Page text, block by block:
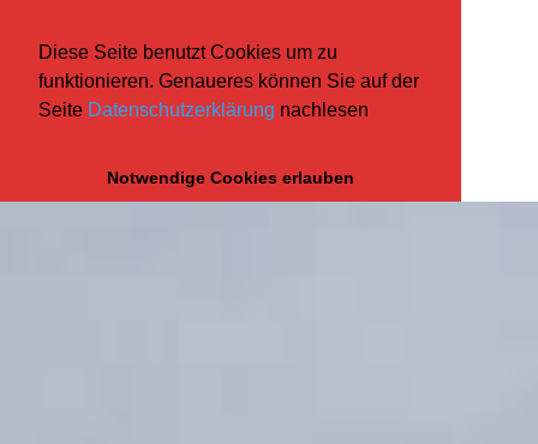
Diese Seite benutzt Cookies um zu
funktionieren. Genaueres können Sie auf der
Seite Datenschutzerklärung nachlesen
Notwendige Cookies erlauben